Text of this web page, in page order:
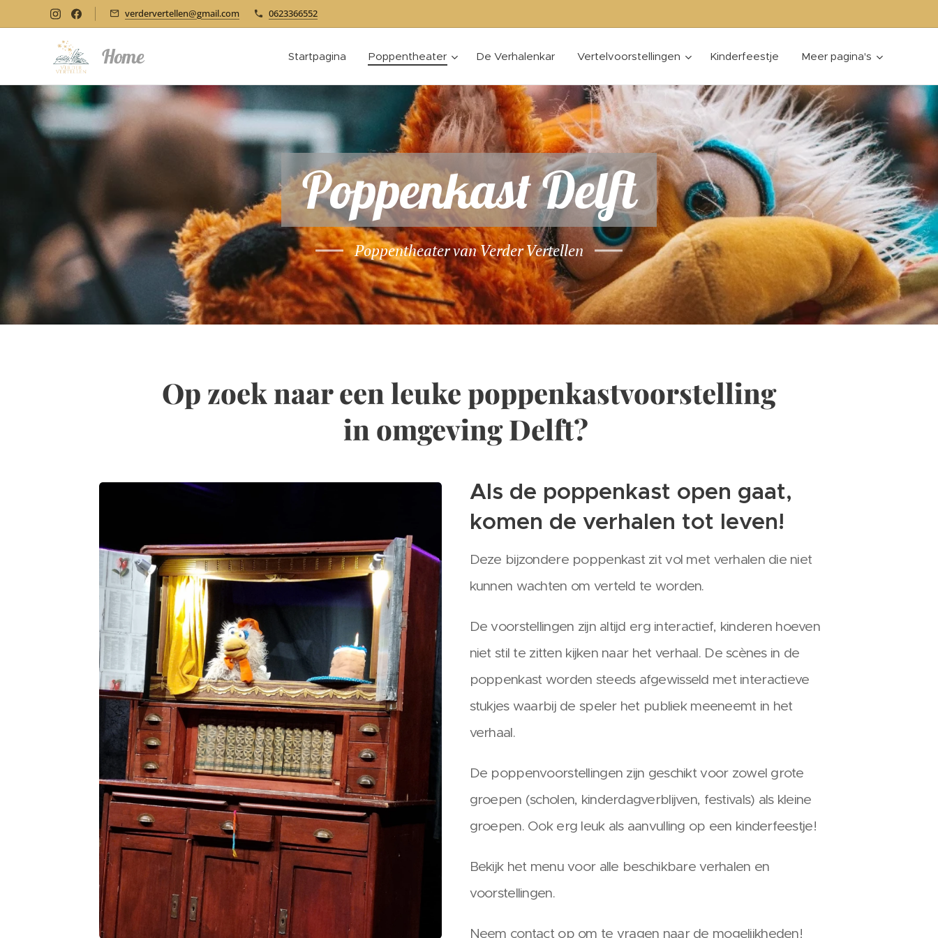
verdervertellen@gmail.com 0623366552
Home Startpagina Poppentheater De Verhalenkar Vertelvoorstellingen Kinderfeestje Meer pagina's
Poppenkast Delft
Poppentheater van Verder Vertellen
Op zoek naar een leuke poppenkastvoorstelling
in omgeving Delft?
Als de poppenkast open gaat,
komen de verhalen tot leven!
Deze bijzondere poppenkast zit vol met verhalen die niet
kunnen wachten om verteld te worden.
De voorstellingen zijn altijd erg interactief, kinderen hoeven
niet stil te zitten kijken naar het verhaal. De scènes in de
poppenkast worden steeds afgewisseld met interactieve
stukjes waarbij de speler het publiek meeneemt in het
verhaal.
De poppenvoorstellingen zijn geschikt voor zowel grote
groepen (scholen, kinderdagverblijven, festivals) als kleine
groepen. Ook erg leuk als aanvulling op een kinderfeestje!
Bekijk het menu voor alle beschikbare verhalen en
voorstellingen.
Neem contact op om te vragen naar de mogelijkheden!